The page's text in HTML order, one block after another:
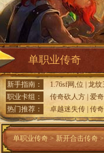
单职业传奇
新手指南： 1.76sf网,位 龙纹
职业卡组：
传奇砍人方 爱
热门推荐：
卓越迷失传 传
单职业传奇 > 新开合击传奇